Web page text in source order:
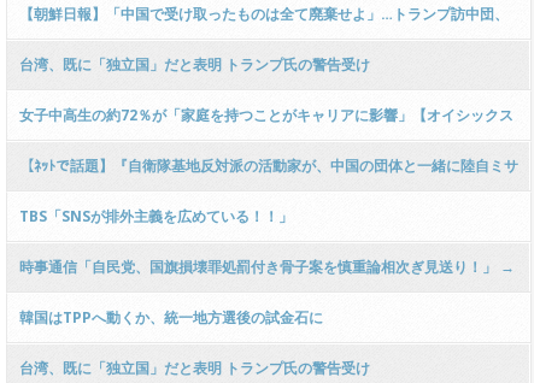
力して分析中」 貨物船爆発火災
【朝鮮日報】「中国で受け取ったものは全て廃棄せよ」…トランプ訪中団、
帰国の大統領専用機でセキュリティー徹底
台湾、既に「独立国」だと表明 トランプ氏の警告受け
女子中高生の約72％が「家庭を持つことがキャリアに影響」【オイシックス
が「食卓とキャリアに関する世代間意識調査」】
【ﾈｯﾄで話題】『自衛隊基地反対派の活動家が、中国の団体と一緒に陸自ミサ
イル配備に抗議活動をしてる』実例がコチラ → ｗｗｗｗｗｗｗｗｗｗｗｗｗ
ｗｗｗｗ
TBS「SNSが排外主義を広めている！！」
時事通信「自民党、国旗損壊罪処罰付き骨子案を慎重論相次ぎ見送り！」 →
自民党議員「慎重論はごく一部で罰則なしとは決まってない！」ｗｗｗｗｗ
ｗｗｗｗ
韓国はTPPへ動くか、統一地方選後の試金石に
台湾、既に「独立国」だと表明 トランプ氏の警告受け